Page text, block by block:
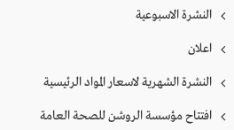
النشرة الاسبوعية
اعلان
النشرة الشهرية لاسعار المواد الرئيسية
افتتاح مؤسسة الروشن للصحة العامة